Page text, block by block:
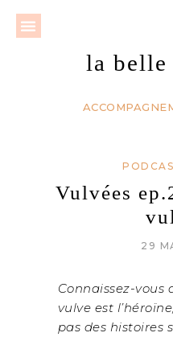
la
Vulvées
29
Connaissez-vous
vulve est
pas des histoires